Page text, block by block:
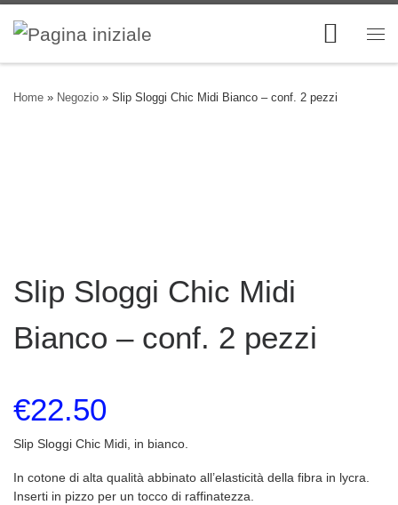
Skip to content
Home » Negozio » Slip Sloggi Chic Midi Bianco – conf. 2 pezzi
Slip Sloggi Chic Midi
Bianco – conf. 2 pezzi
€22.50
Slip Sloggi Chic Midi, in bianco.
In cotone di alta qualità abbinato all’elasticità della fibra in lycra.
Inserti in pizzo per un tocco di raffinatezza.